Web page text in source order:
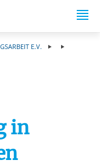
E.V.
in